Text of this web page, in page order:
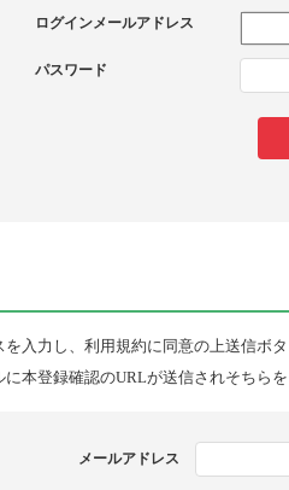
ログインメールアドレス
パスワード
入力し、利用規約に同意の上送信ボタ
本登録確認のURLが送信されそちら
メールアドレス